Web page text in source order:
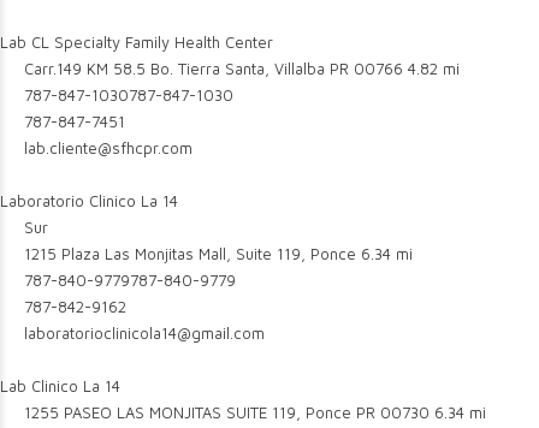
Lab CL Specialty Family Health Center
Carr.149 KM 58.5 Bo. Tierra Santa, Villalba PR 00766 4.82 mi
787-847-1030787-847-1030
787-847-7451
lab.cliente@sfhcpr.com
Laboratorio Clinico La 14
Sur
1215 Plaza Las Monjitas Mall, Suite 119, Ponce 6.34 mi
787-840-9779787-840-9779
787-842-9162
laboratorioclinicola14@gmail.com
Lab Clinico La 14
1255 PASEO LAS MONJITAS SUITE 119, Ponce PR 00730 6.34 mi